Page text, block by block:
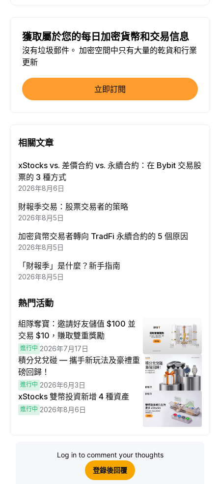
獲取屬於您的每日加密貨幣和交易信息
沒有垃圾郵件。 加密空間中只有大量的乾貨和行業
更新
立即訂閱
相關文章
xStocks vs. 差價合約 vs. 永續合約：在 Bybit 交易股
票的 3 種方式
2026年8月6日
財報季交易：股票交易者的策略
2026年8月5日
加密貨幣交易者轉向 TradFi 永續合約的 5 個原因
2026年8月5日
「財報季」是什麼？新手指南
2026年8月5日
熱門活動
組隊奪寶：邀請好友儲值 $100 並
交易 $10，賺取雙重獎勵
進行中 2026年7月17日
積分兌兌碰 — 攜手新玩法及豪禮重
磅回歸！
進行中 2026年6月3日
xStocks 雙幣投資新增 4 種資產
進行中 2026年8月6日
Log in to comment your thoughts
登錄後回覆